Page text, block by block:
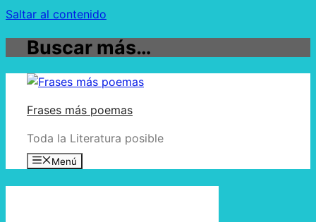
Saltar al contenido
Buscar más…
Frases más poemas
Toda la Literatura posible
Menú